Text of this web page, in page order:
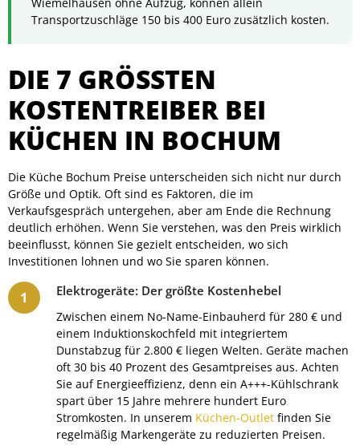
Wiemelhausen ohne Aufzug, können allein
Transportzuschläge 150 bis 400 Euro zusätzlich kosten.
DIE 7 GRÖSSTEN K
OSTENTREIBER BEI K
ÜCHEN IN BOCHUM
Die Küche Bochum Preise unterscheiden sich nicht nur durch
Größe und Optik. Oft sind es Faktoren, die im
Verkaufsgespräch untergehen, aber am Ende die Rechnung
deutlich erhöhen. Wenn Sie verstehen, was den Preis wirklich
beeinflusst, können Sie gezielt entscheiden, wo sich
Investitionen lohnen und wo Sie sparen können.
Elektrogeräte: Der größte Kostenhebel
Zwischen einem No-Name-Einbauherd für 280 € und
einem Induktionskochfeld mit integriertem
Dunstabzug für 2.800 € liegen Welten. Geräte machen
oft 30 bis 40 Prozent des Gesamtpreises aus. Achten
Sie auf Energieeffizienz, denn ein A+++-Kühlschrank
spart über 15 Jahre mehrere hundert Euro
Stromkosten. In unserem Küchen-Outlet finden Sie
regelmäßig Markengeräte zu reduzierten Preisen.